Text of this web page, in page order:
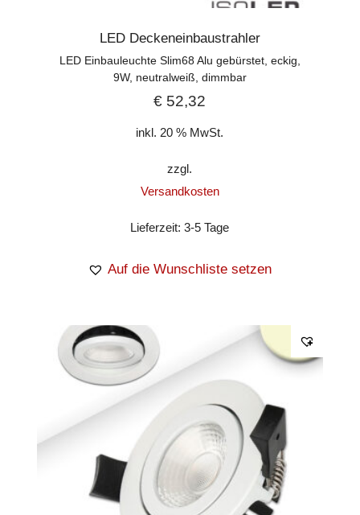
LED Deckeneinbaustrahler
LED Einbauleuchte Slim68 Alu gebürstet, eckig,
9W, neutralweiß, dimmbar
€ 52,32
inkl. 20 % MwSt.
zzgl.
Versandkosten
Lieferzeit:3-5 Tage
Auf die Wunschliste setzen